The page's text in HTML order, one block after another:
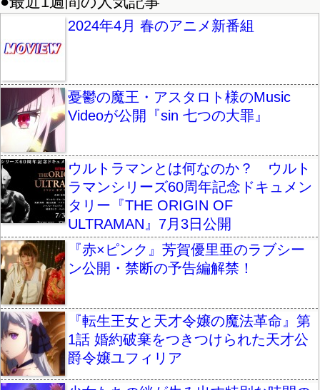
2024年4月 春のアニメ新番組
憂鬱の魔王・アスタロト様のMusic
Videoが公開『sin 七つの大罪』
ウルトラマンとは何なのか？ ウルト
ラマンシリーズ60周年記念ドキュメン
タリー『THE ORIGIN OF
ULTRAMAN』7月3日公開
『赤×ピンク』芳賀優里亜のラブシー
ン公開・禁断の予告編解禁！
『転生王女と天才令嬢の魔法革命』第
1話 婚約破棄をつきつけられた天才公
爵令嬢ユフィリア